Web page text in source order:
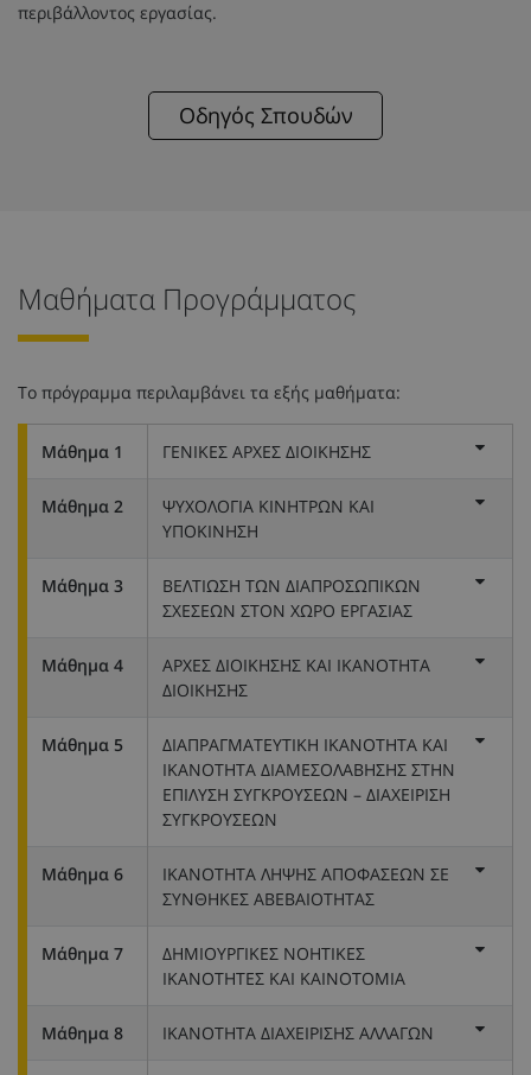
περιβάλλοντος εργασίας.
Οδηγός Σπουδών
Μαθήματα Προγράμματος
Το πρόγραμμα περιλαμβάνει τα εξής μαθήματα:
Μάθημα 1 ΓΕΝΙΚΕΣ ΑΡΧΕΣ ΔΙΟΙΚΗΣΗΣ
Μάθημα 2
ΨΥΧΟΛΟΓΙΑ ΚΙΝΗΤΡΩΝ ΚΑΙ
ΥΠΟΚΙΝΗΣΗ
Μάθημα 3
ΒΕΛΤΙΩΣΗ ΤΩΝ ΔΙΑΠΡΟΣΩΠΙΚΩΝ
ΣΧΕΣΕΩΝ ΣΤΟΝ ΧΩΡΟ ΕΡΓΑΣΙΑΣ
Μάθημα 4
ΑΡΧΕΣ ΔΙΟΙΚΗΣΗΣ ΚΑΙ ΙΚΑΝΟΤΗΤΑ
ΔΙΟΙΚΗΣΗΣ
Μάθημα 5
ΔΙΑΠΡΑΓΜΑΤΕΥΤΙΚΗ ΙΚΑΝΟΤΗΤΑ ΚΑΙ
ΙΚΑΝΟΤΗΤΑ ΔΙΑΜΕΣΟΛΑΒΗΣΗΣ ΣΤΗΝ
ΕΠΙΛΥΣΗ ΣΥΓΚΡΟΥΣΕΩΝ – ΔΙΑΧΕΙΡΙΣΗ
ΣΥΓΚΡΟΥΣΕΩΝ
Μάθημα 6
ΙΚΑΝΟΤΗΤΑ ΛΗΨΗΣ ΑΠΟΦΑΣΕΩΝ ΣΕ
ΣΥΝΘHΚΕΣ ΑΒΕΒΑΙΟΤΗΤΑΣ
Μάθημα 7
ΔΗΜΙΟΥΡΓΙΚΕΣ ΝΟΗΤΙΚΕΣ
ΙΚΑΝΟΤΗΤΕΣ ΚΑΙ ΚΑΙΝΟΤΟΜΙΑ
Μάθημα 8 ΙΚΑΝΟΤΗΤΑ ΔΙΑΧΕΙΡΙΣΗΣ ΑΛΛΑΓΩΝ